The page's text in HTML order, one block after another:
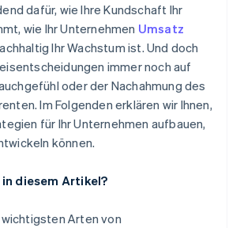
anpassen
Ihre Systeme dies unterstützen
dafür, wie Ihre Kundschaft Ihr
wie Ihr Unternehmen Umsatz
Ihr Wachstum ist. Und doch
immer noch auf
oder der Nachahmung des
Im Folgenden erklären wir Ihnen,
für Ihr Unternehmen aufbauen,
können.
diesem Artikel?
Arten von